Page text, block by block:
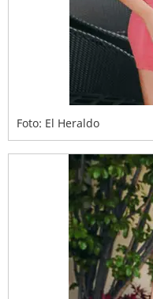
Foto: El Heraldo